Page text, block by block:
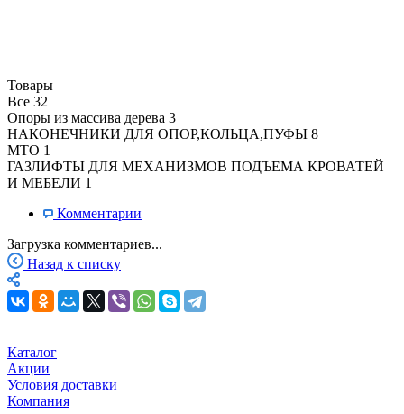
Товары
Все 32
Опоры из массива дерева 3
НАКОНЕЧНИКИ ДЛЯ ОПОР,КОЛЬЦА,ПУФЫ 8
MTO 1
ГАЗЛИФТЫ ДЛЯ МЕХАНИЗМОВ ПОДЪЕМА КРОВАТЕЙ
И МЕБЕЛИ 1
Комментарии
Загрузка комментариев...
Назад к списку
Каталог
Акции
Условия доставки
Компания